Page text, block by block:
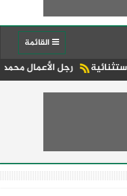
رجل الأعمال محمد الششتاوي